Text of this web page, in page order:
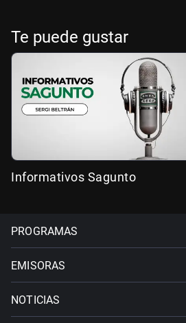
Te puede gustar
Informativos Sagunto
PROGRAMAS
EMISORAS
NOTICIAS